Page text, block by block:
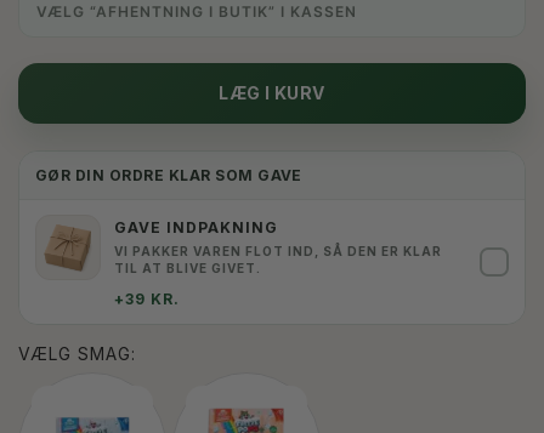
VÆLG “AFHENTNING I BUTIK” I KASSEN
LÆG I KURV
GØR DIN ORDRE KLAR SOM GAVE
GAVE INDPAKNING
VI PAKKER VAREN FLOT IND, SÅ DEN ER KLAR
TIL AT BLIVE GIVET.
+39 KR.
VÆLG SMAG: